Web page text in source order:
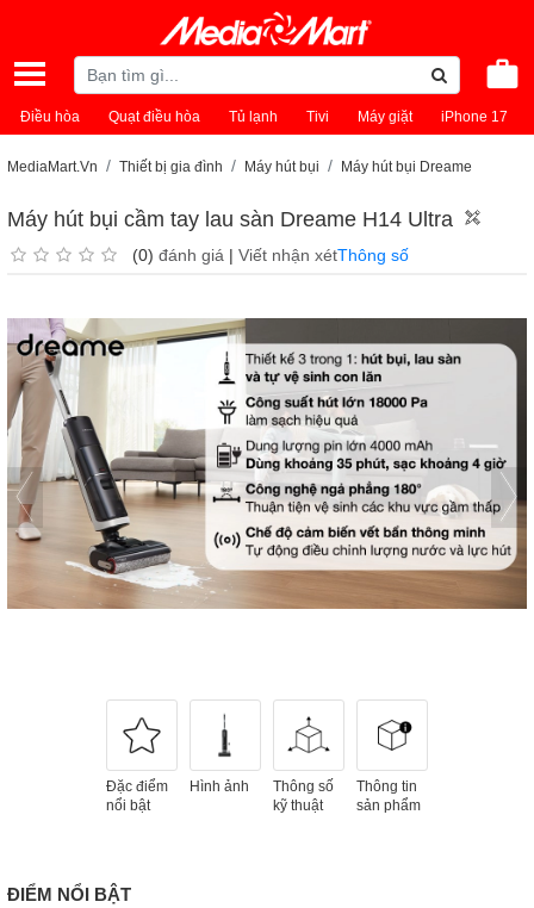
Điều hòa Quạt điều hòa Tủ lạnh Tivi Máy giặt iPhone 17
MediaMart.Vn Thiết bị gia đình Máy hút bụi Máy hút bụi Dreame
Máy hút bụi cầm tay lau sàn Dreame H14 Ultra
(0) đánh giá | Viết nhận xétThông số
Đặc điểm
nổi bật
Hình ảnh
Thông số
kỹ thuật
Thông tin
sản phẩm
ĐIỂM NỔI BẬT